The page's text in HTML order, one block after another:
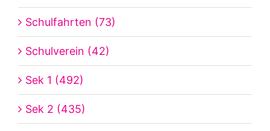
Schulfahrten (73)
Schulverein (42)
Sek 1 (492)
Sek 2 (435)